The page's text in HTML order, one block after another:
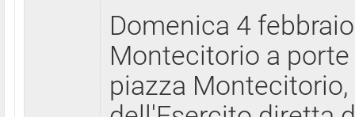
Domenica 4
Montecitorio a
piazza